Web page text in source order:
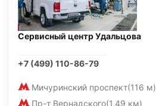
Сервисный центр Удальцова
+7 (499) 110-86-79
Мичуринский проспект(116 м)
Пр-т Вернадского(1,49 км)